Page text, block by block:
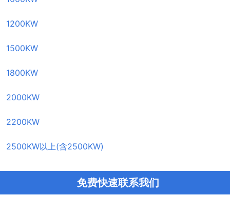
1200KW
1500KW
1800KW
2000KW
2200KW
2500KW以上(含2500KW)
免费快速联系我们